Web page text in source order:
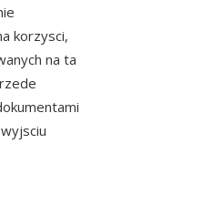
korzysci,
na ta